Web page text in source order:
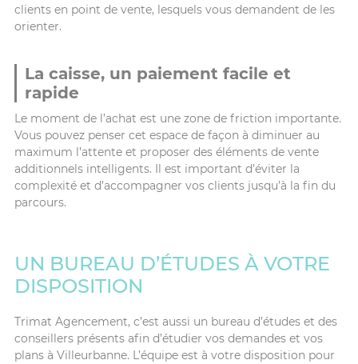
clients en point de vente, lesquels vous demandent de les
orienter.
La caisse, un paiement facile et
rapide
Le moment de l’achat est une zone de friction importante.
Vous pouvez penser cet espace de façon à diminuer au
maximum l’attente et proposer des éléments de vente
additionnels intelligents. Il est important d’éviter la
complexité et d’accompagner vos clients jusqu’à la fin du
parcours.
UN BUREAU D’ÉTUDES À VOTRE
DISPOSITION
Trimat Agencement, c’est aussi un bureau d’études et des
conseillers présents afin d’étudier vos demandes et vos
plans à Villeurbanne. L’équipe est à votre disposition pour